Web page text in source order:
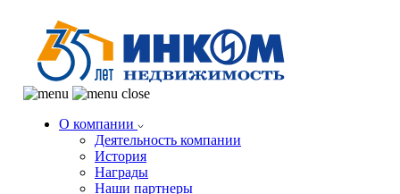
О компании
Деятельность компании
История
Награды
Наши партнеры